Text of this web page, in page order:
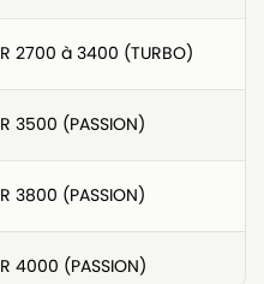
2700 à 3400 (TURBO)
3500 (PASSION)
3800 (PASSION)
4000 (PASSION)